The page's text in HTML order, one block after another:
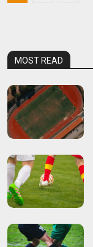
MOST READ